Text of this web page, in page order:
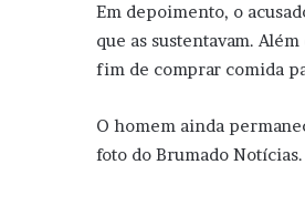
Em depoimento, o
que as sustentavam.
fim de comprar comida
O homem ainda
foto do Brumado Notícias.